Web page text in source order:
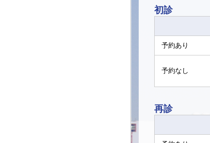
初診
予約あり
予約なし
再診